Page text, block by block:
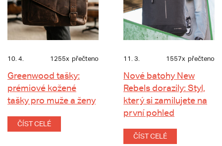
10. 4. 1255x přečteno
Greenwood tašky:
prémiové kožené
tašky pro muže a ženy
ČÍST CELÉ
11. 3. 1557x přečteno
Nové batohy New
Rebels dorazily: Styl,
který si zamilujete na
první pohled
ČÍST CELÉ